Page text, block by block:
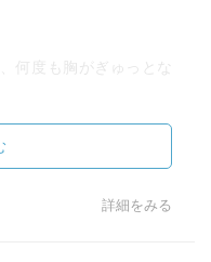
何度も胸がぎゅっとな
あること。
かなかそれに気づけな
られた。
詳細をみる